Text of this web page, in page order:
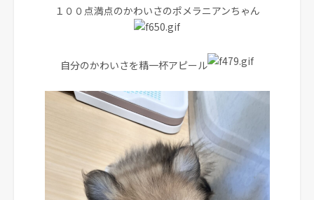
１００点満点のかわいさのポメラニアンちゃん
自分のかわいさを精一杯アピール